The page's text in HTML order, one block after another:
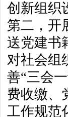
创新组织
第二，开
送党建书
对社会组
善“三会
费收缴、
工作规范